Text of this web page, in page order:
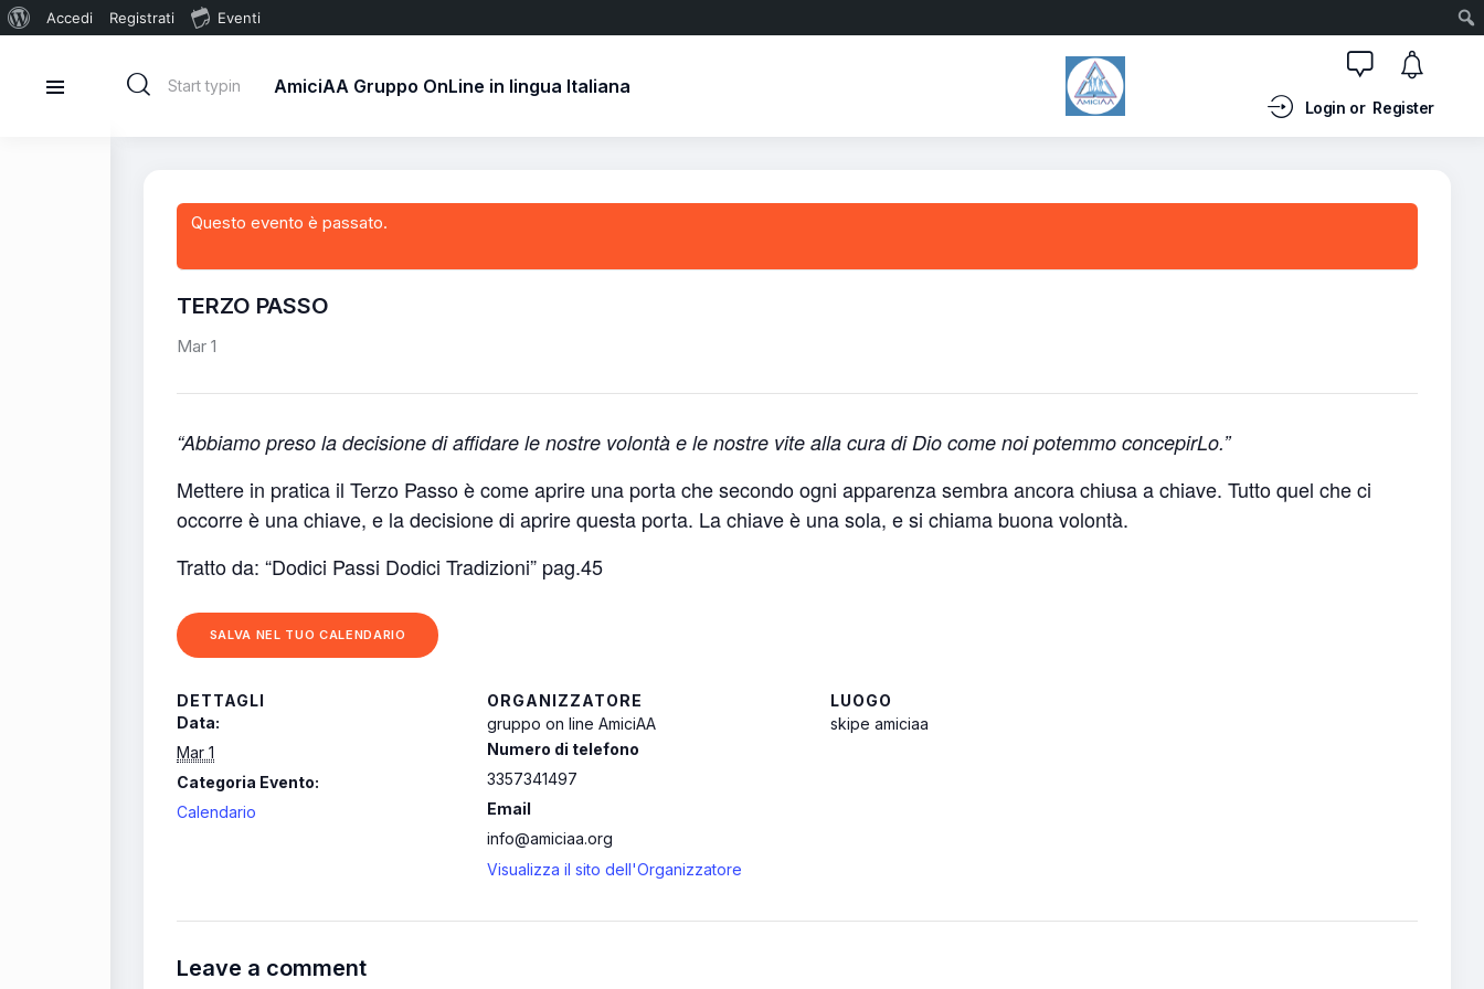
Accedi Registrati Eventi
AmiciAA Gruppo OnLine in lingua Italiana
Login or Register
Questo evento è passato.
TERZO PASSO
Mar 1
“Abbiamo preso la decisione di affidare le nostre volontà e le nostre vite alla cura di Dio come noi potemmo concepirLo.”
Mettere in pratica il Terzo Passo è come aprire una porta che secondo ogni apparenza sembra ancora chiusa a chiave. Tutto quel che ci
occorre è una chiave, e la decisione di aprire questa porta. La chiave è una sola, e si chiama buona volontà.
Tratto da: “Dodici Passi Dodici Tradizioni” pag.45
SALVA NEL TUO CALENDARIO
DETTAGLI
Data:
Mar 1
Categoria Evento:
Calendario
ORGANIZZATORE
gruppo on line AmiciAA
Numero di telefono
3357341497
Email
info@amiciaa.org
Visualizza il sito dell'Organizzatore
LUOGO
skipe amiciaa
Leave a comment